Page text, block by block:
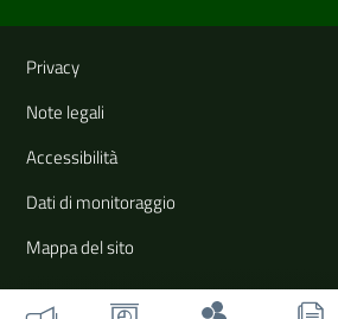
Link e informazioni utili
Privacy
Note legali
Accessibilità
Dati di monitoraggio
Mappa del sito